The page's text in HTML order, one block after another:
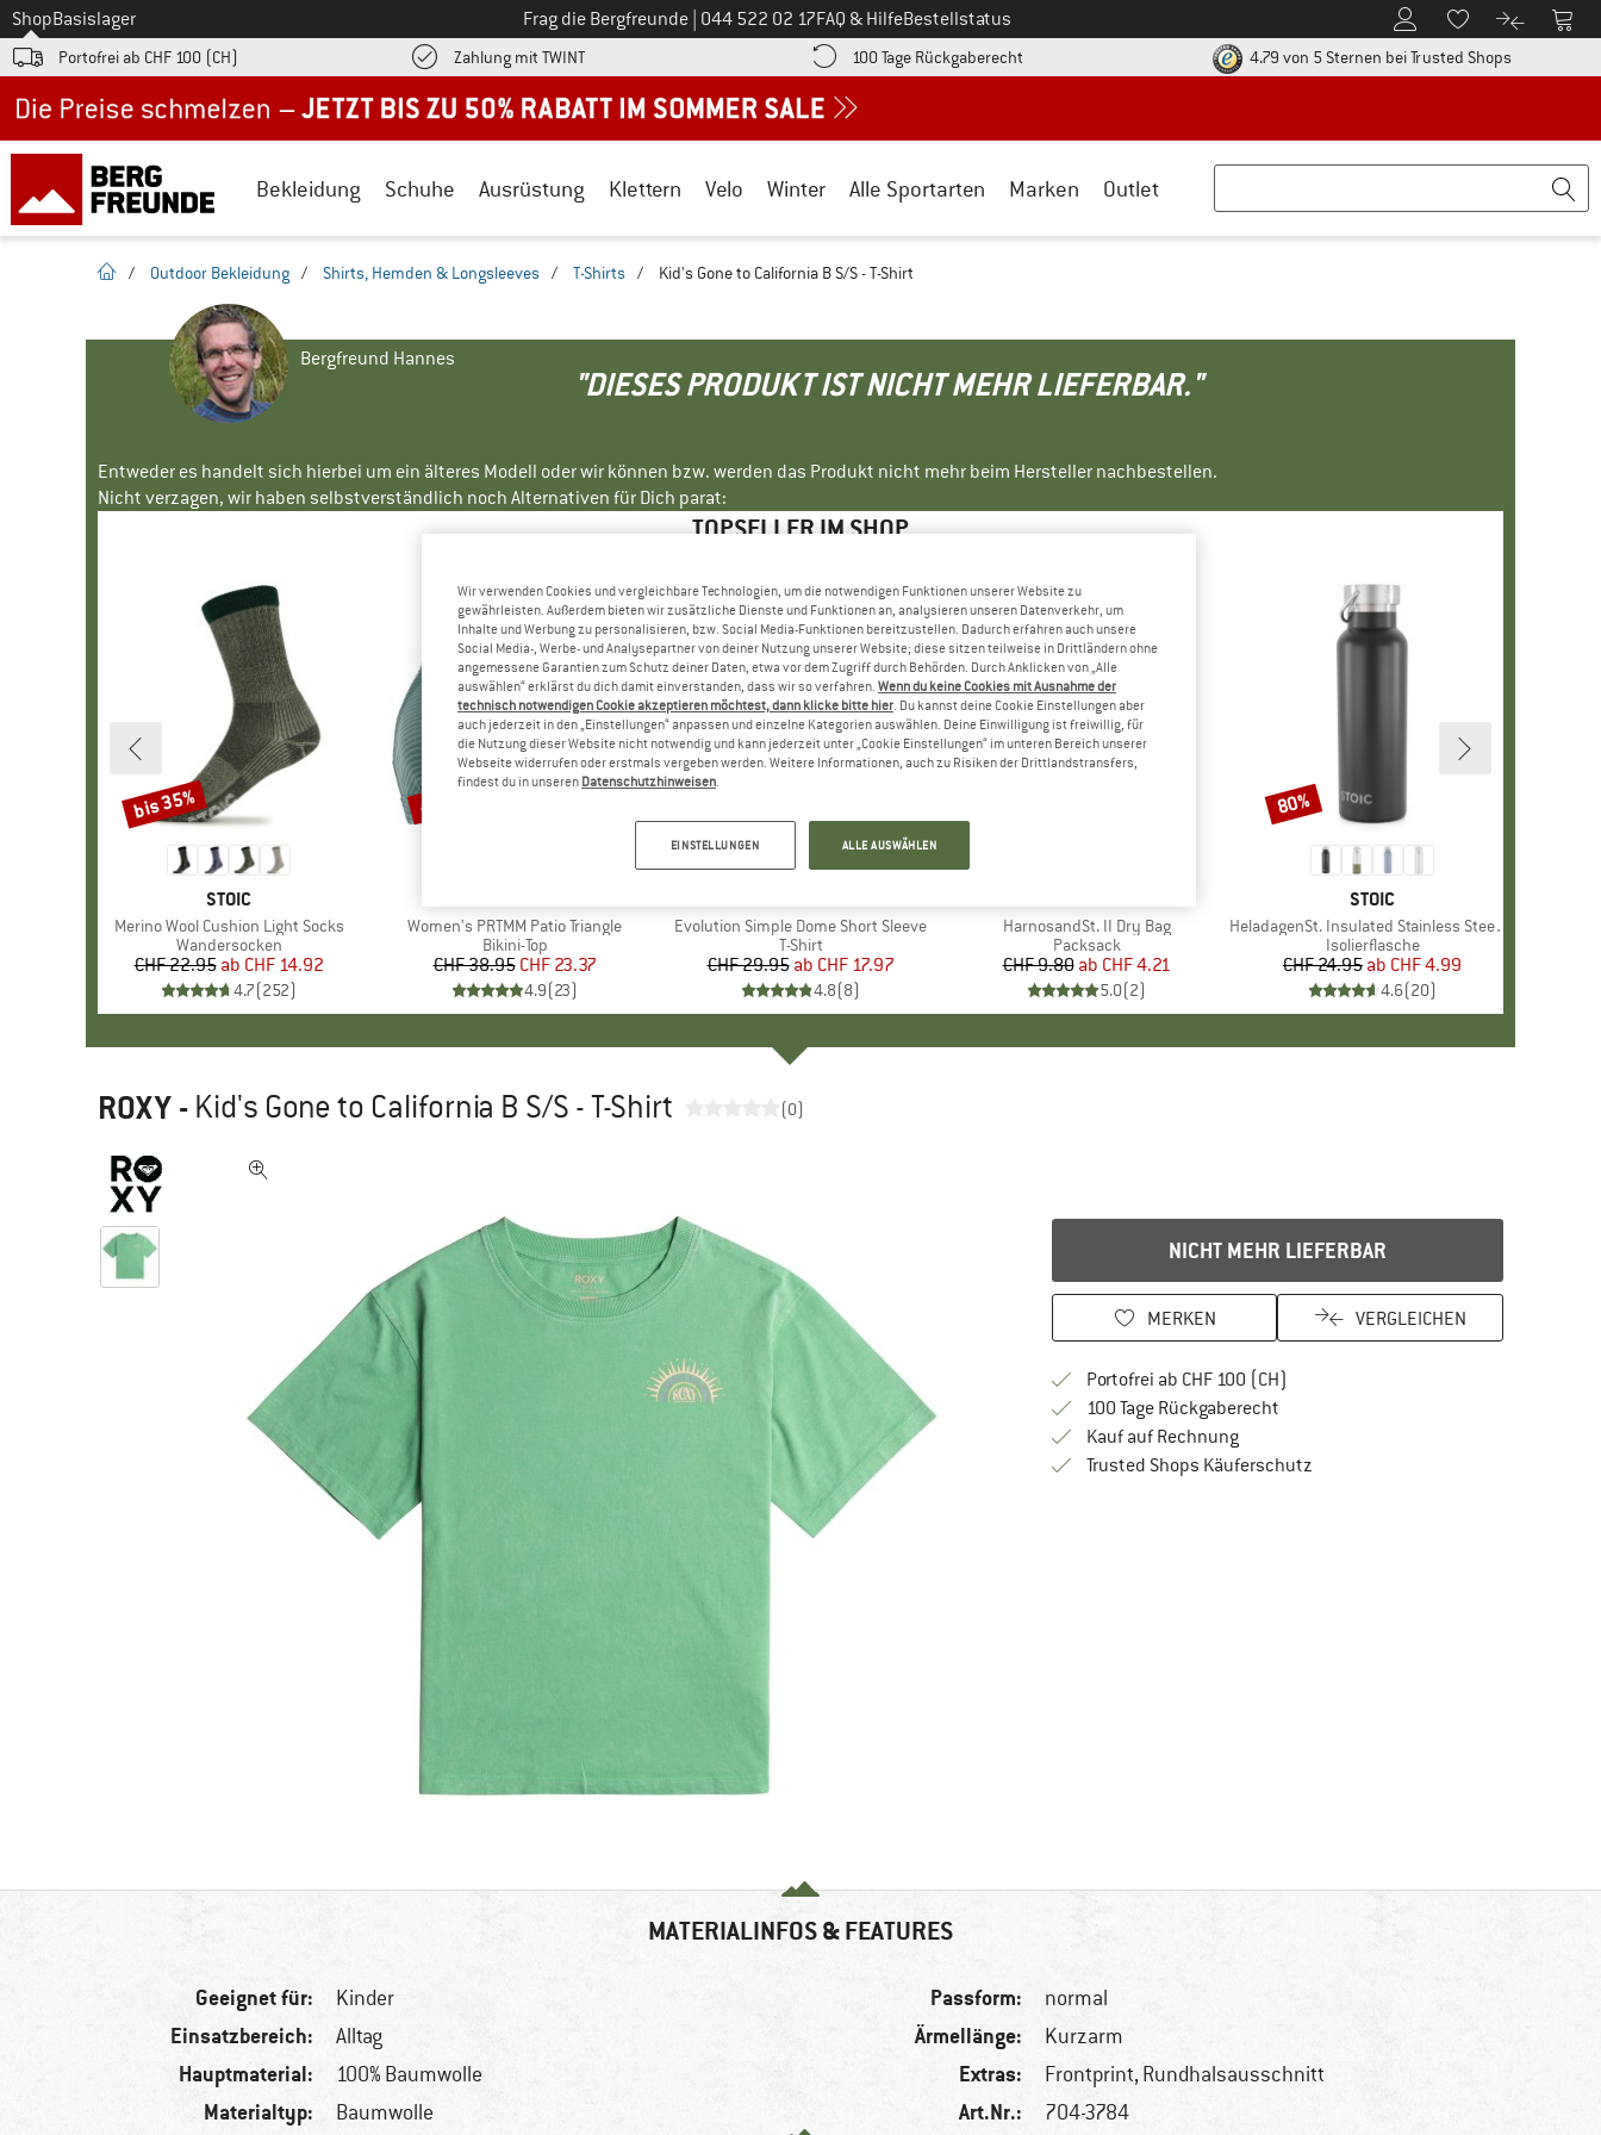
Zum
ShopBasislager Frag die Bergfreunde Ruf uns an unter
044 522 02 17FAQ & HilfeBestellstatus Zum KundenkontoZum Merkzettel.
Zum Zum
Portofrei ab CHF 100 (CH) Zahlung mit TWINTFinde die Zahlungs-Infos hier! Öffnet sich in einer Infobox
100 Tage Rückgaberecht Gehe hier zu den Rückgabe-Richtlinien Öffnet sich in einer Infobox
4.79 von 5 Sternen bei Trusted ShopsFinde alle
Bekleidung Schuhe Ausrüstung Klettern Velo Winter Alle Sportarten Marken Outlet
Startseite
/ Outdoor Bekleidung / Shirts, Hemden & Longsleeves / T-Shirts / Kid's Gone to California B S/S - T-Shirt
Bergfreund Hannes
"DIESES PRODUKT IST NICHT MEHR LIEFERBAR."
Entweder es handelt sich hierbei um ein älteres Modell oder wir können bzw. werden das Produkt nicht mehr beim Hersteller nachbestellen.
Nicht verzagen, wir haben selbstverständlich noch Alternativen für Dich parat:
TOPSELLER IM SHOP
MARKE
STOIC
Artikel
Merino Wool Cushion Light Socks
Produktgruppe
Wandersocken
Preis
CHF 22.95 reduzierter Preis
ab CHF 14.92
4.7(252)
Rabatt
bis 35%
Artikel
Women's PRTMM Patio Triangle
Produktgruppe
Bikini-Top
Preis
CHF 38.95reduzierter Preis
CHF 23.37
4.9(23)
Rabatt
40%
Artikel
Evolution Simple Dome Short Sleeve
Produktgruppe
T-Shirt
Preis
CHF 29.95 reduzierter Preis
ab CHF 17.97
4.8(8)
Artikel
HarnosandSt. II Dry Bag
Produktgruppe
Packsack
Preis
CHF 9.80 reduzierter Preis
ab CHF 4.21
5.0(2)
MARKE
STOIC
Artikel
HeladagenSt. Insulated Stainless Steel Bottle 500
Produktgruppe
Isolierflasche
Preis
CHF 24.95 reduzierter Preis
ab CHF 4.99
4.6(20)
Rabatt
80%
ROXY - Kid's Gone to California B S/S - T-Shirt (0)
NICHT MEHR LIEFERBAR
MERKEN VERGLEICHEN
Portofrei ab CHF 100 (CH)
100 Tage RückgaberechtGehe hier zu den Rückgabe-Richtlinien
Kauf auf RechnungFinde die Zahlungs-Infos hier! Öffnet sich in
Trusted Shops KäuferschutzFinde alle Infos hier!
MATERIALINFOS & FEATURES
Geeignet für: Kinder
Einsatzbereich: Alltag
Hauptmaterial: 100% Baumwolle
Materialtyp: Baumwolle
Passform: normal
Ärmellänge: Kurzarm
Extras: Frontprint, Rundhalsausschnitt
Art.Nr.: 704-3784
Wir verwenden Cookies und vergleichbare Technologien, um die notwendigen Funktionen unserer Website zu
gewährleisten. Außerdem bieten wir zusätzliche Dienste und Funktionen an, analysieren unseren Datenverkehr, um
Inhalte und Werbung zu personalisieren, bzw. Social Media-Funktionen bereitzustellen. Dadurch erfahren auch unsere
Social Media-, Werbe- und Analysepartner von deiner Nutzung unserer Website; diese sitzen teilweise in Drittländern ohne
angemessene Garantien zum Schutz deiner Daten, etwa vor dem Zugriff durch Behörden. Durch Anklicken von „Alle
auswählen“ erklärst du dich damit einverstanden, dass wir so verfahren. Wenn du keine Cookies mit Ausnahme der
technisch notwendigen Cookie akzeptieren möchtest, dann klicke bitte hier. Du kannst deine Cookie Einstellungen aber
auch jederzeit in den „Einstellungen“ anpassen und einzelne Kategorien auswählen. Deine Einwilligung ist freiwillig, für
die Nutzung dieser Website nicht notwendig und kann jederzeit unter „Cookie Einstellungen“ im unteren Bereich unserer
Webseite widerrufen oder erstmals vergeben werden. Weitere Informationen, auch zu Risiken der Drittlandstransfers,
findest du in unseren Datenschutzhinweisen.
EINSTELLUNGEN ALLE AUSWÄHLEN